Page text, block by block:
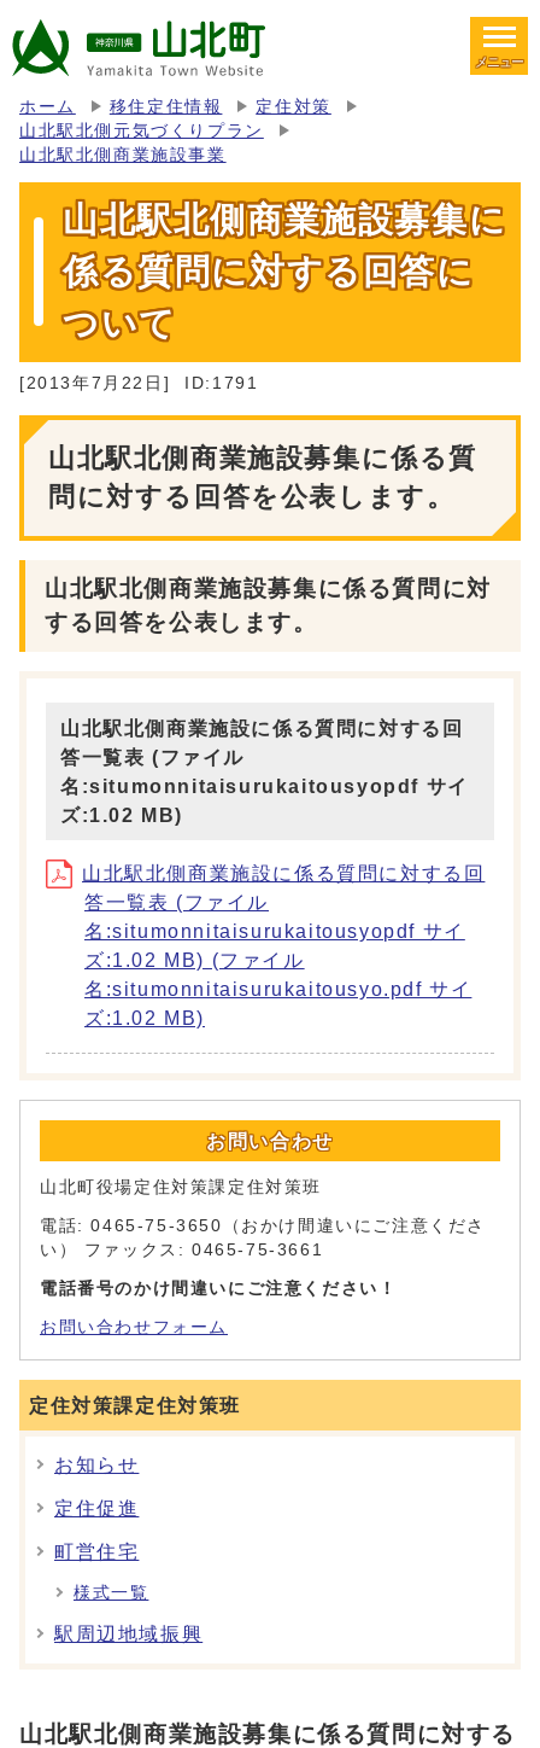
メニュー
ホーム 移住定住情報
定住対策
山北駅北側元気づくりプラン
山北駅北側商業施設事業
山北駅北側商業施設募集に
係る質問に対する回答に
ついて
[2013年7月22日] ID:1791
山北駅北側商業施設募集に係る質
問に対する回答を公表します。
山北駅北側商業施設募集に係る質問に対
する回答を公表します。
山北駅北側商業施設に係る質問に対する回
答一覧表 (ファイル
名:situmonnitaisurukaitousyopdf サイ
ズ:1.02 MB)
山北駅北側商業施設に係る質問に対する回
答一覧表 (ファイル
名:situmonnitaisurukaitousyopdf サイ
ズ:1.02 MB) (ファイル
名:situmonnitaisurukaitousyo.pdf サイ
ズ:1.02 MB)
お問い合わせ
山北町役場定住対策課定住対策班
電話: 0465-75-3650（おかけ間違いにご注意くださ
い） ファックス: 0465-75-3661
電話番号のかけ間違いにご注意ください！
お問い合わせフォーム
定住対策課定住対策班
お知らせ
定住促進
町営住宅
様式一覧
駅周辺地域振興
山北駅北側商業施設募集に係る質問に対する